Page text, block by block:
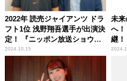
2022年 読売ジャイアンツ ドラ
フト1位 浅野翔吾選手が出演決
定！ 『ニッポン放送ショウア
ップナイタースペシャル ラジ
オ独占！2024プロ野球ドラフ
2024.10.15
未来
へ！？ 今年もラジオ
継！
会議